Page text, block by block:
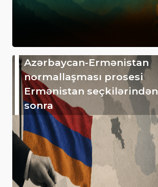
Azərbaycan-Ermənistan
normallaşması prosesi
Ermənistan seçkilərindən
sonra